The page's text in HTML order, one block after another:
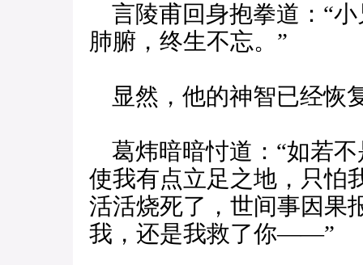
言陵甫回身抱拳道：“
肺腑，终生不忘。”
显然，他的神智已经恢
葛炜暗暗忖道：“如若
使我有点立足之地，只怕
活活烧死了，世间事因果
我，还是我救了你——”